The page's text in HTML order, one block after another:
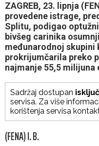
ZAGREB, 23. lipnja
provedene istrage,
Splitu, podigao
bivšeg carinika
međunarodnoj skupini
prokrijumčarila preko
najmanje 55,5 milijuna
Sadržaj dostupan
servisa. Za više
korištenja servisa
(FENA) I. B.